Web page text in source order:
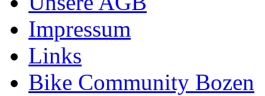
Impressum
Links
Bike Community Bozen